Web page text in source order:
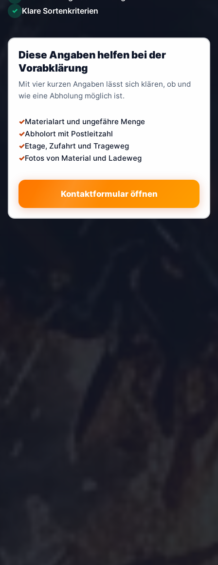
✓ Klare Sortenkriterien
Diese Angaben helfen bei der
Vorabklärung
Mit vier kurzen Angaben lässt sich klären, ob und
wie eine Abholung möglich ist.
Materialart und ungefähre Menge
Abholort mit Postleitzahl
Etage, Zufahrt und Trageweg
Fotos von Material und Ladeweg
Kontaktformular öffnen